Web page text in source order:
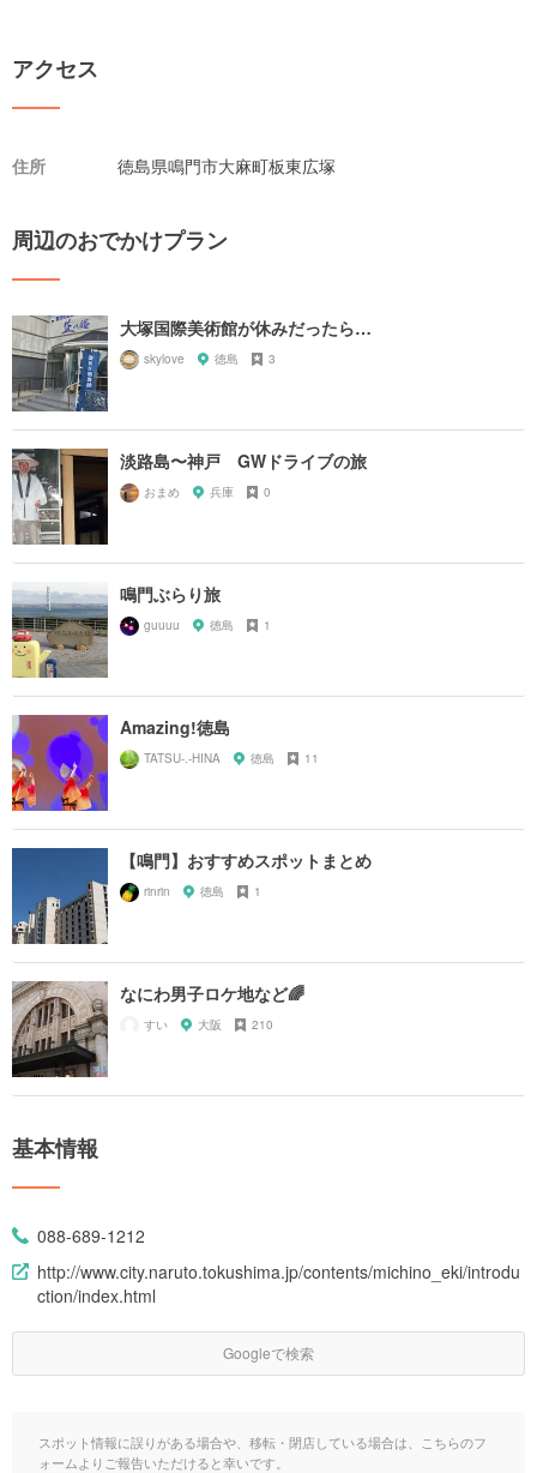
アクセス
住所 徳島県鳴門市大麻町板東広塚
周辺のおでかけプラン
大塚国際美術館が休みだったら…
skylove 徳島 3
淡路島〜神戸 GWドライブの旅
おまめ 兵庫 0
鳴門ぶらり旅
guuuu 徳島 1
Amazing!徳島
TATSU-.-HINA 徳島 11
【鳴門】おすすめスポットまとめ
rinrin 徳島 1
なにわ男子ロケ地など🌈
すい 大阪 210
基本情報
088-689-1212
http://www.city.naruto.tokushima.jp/contents/michino_eki/introdu
ction/index.html
Googleで検索
スポット情報に誤りがある場合や、移転・閉店している場合は、こちらのフ
ォームよりご報告いただけると幸いです。